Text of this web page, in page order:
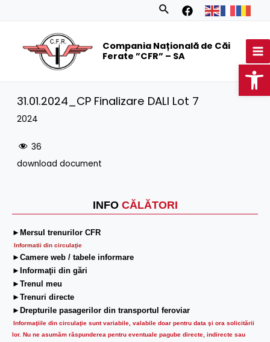
Search
Compania Națională de Căi
Ferate ”CFR” – SA
INFO CĂLĂTORI
►Mersul trenurilor CFR
Informatii din circulaţie
►Camere web / tabele informare
►Informaţii din gări
►Trenul meu
►Trenuri directe
►Drepturile pasagerilor din transportul feroviar
Informaţiile din circulaţie sunt variabile, valabile doar pentru data şi ora solicitării
lor. Nu ne asumăm răspunderea pentru eventuale pagube directe, indirecte sau
31.01.2024_CP Finalizare DALI Lot 7
2024
36
download document